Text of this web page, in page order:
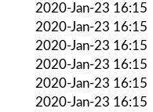
2020-Jan-23 16:15
2020-Jan-23 16:15
2020-Jan-23 16:15
2020-Jan-23 16:15
2020-Jan-23 16:15
2020-Jan-23 16:15